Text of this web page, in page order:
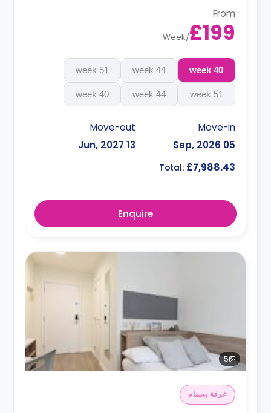
From
£199
/
Week
40 week
44 week
51 week
51 week
44 week
40 week
Move-in
05 Sep, 2026
Move-out
13 Jun, 2027
Total: £7,988.43
Enquire
5
غرفة بحمام